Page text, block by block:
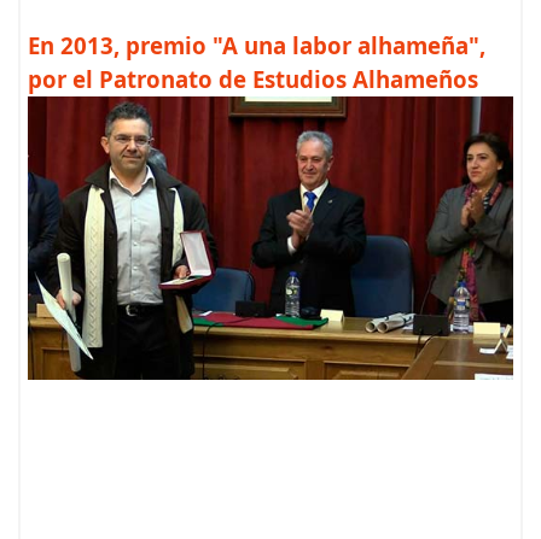
En 2013, premio "A una labor alhameña",
por el Patronato de Estudios Alhameños